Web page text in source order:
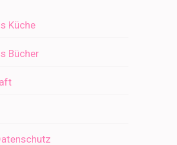
Küche
Bücher